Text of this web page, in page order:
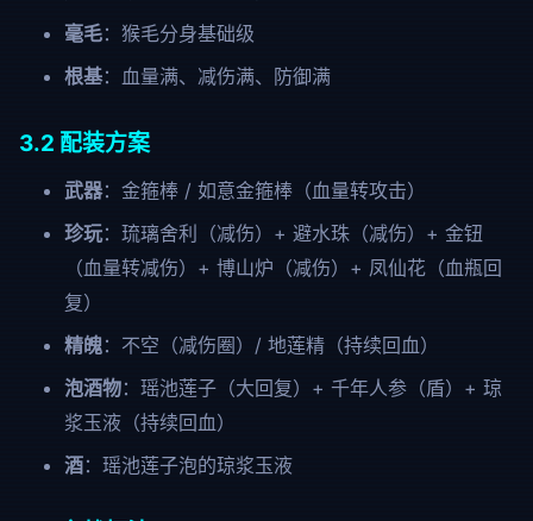
毫毛：猴毛分身基础级
根基：血量满、减伤满、防御满
3.2 配装方案
武器：金箍棒 / 如意金箍棒（血量转攻击）
珍玩：琉璃舍利（减伤）+ 避水珠（减伤）+ 金钮
（血量转减伤）+ 博山炉（减伤）+ 凤仙花（血瓶回
复）
精魄：不空（减伤圈）/ 地莲精（持续回血）
泡酒物：瑶池莲子（大回复）+ 千年人参（盾）+ 琼
浆玉液（持续回血）
酒：瑶池莲子泡的琼浆玉液